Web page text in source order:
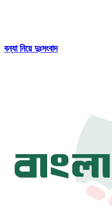
বন্যা নিয়ে দুঃসংবাদ